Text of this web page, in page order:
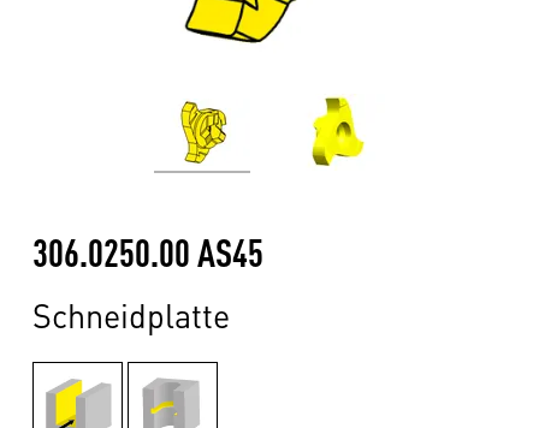
306.0250.00 AS45
Schneidplatte